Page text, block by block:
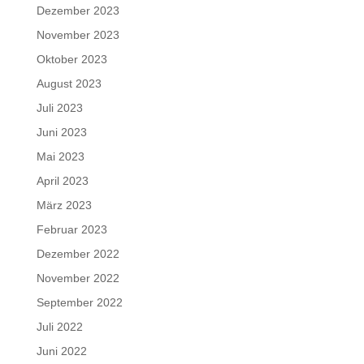
Dezember 2023
November 2023
Oktober 2023
August 2023
Juli 2023
Juni 2023
Mai 2023
April 2023
März 2023
Februar 2023
Dezember 2022
November 2022
September 2022
Juli 2022
Juni 2022